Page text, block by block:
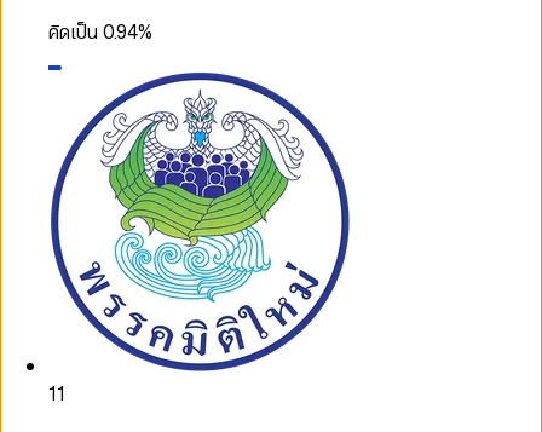
คิดเป็น0.94%
11